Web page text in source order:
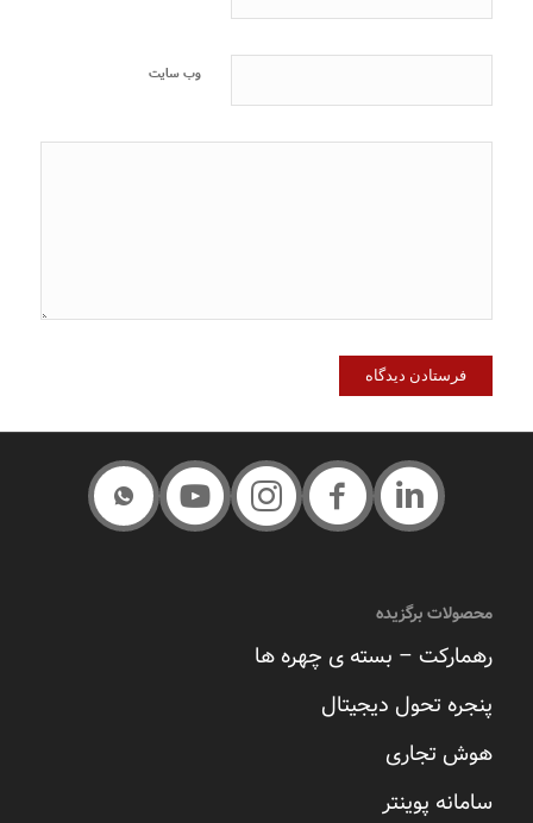
وب‌ سایت
محصولات برگزیده
رهمارکت – بسته ی چهره ها
پنجره تحول دیجیتال
هوش تجاری
سامانه پوینتر